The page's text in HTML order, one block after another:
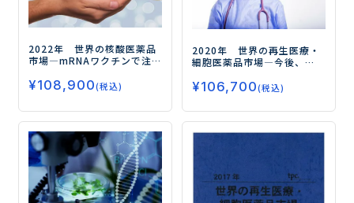
2022年 世界の核酸医薬品
市場―mRNAワクチンで注
は治療薬による領域拡大―
¥108,900(税込)
2020年 世界の再生医療・
細胞医薬品市場―今後、
製品が市場を牽引する―
¥106,700(税込)